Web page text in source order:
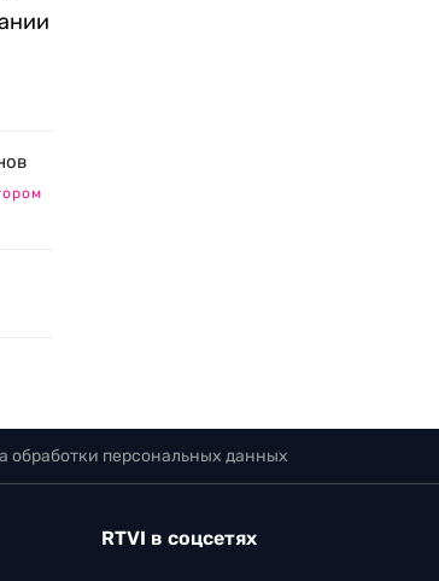
обработки персональных данных
RTVI в соцсетях